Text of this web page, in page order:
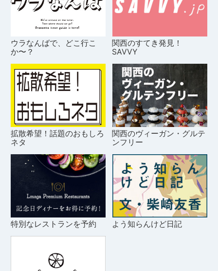
ウラなんばで、どこ行こ
か〜？
関西のすてき発見！
SAVVY
拡散希望！話題のおもしろ
ネタ
関西のヴィーガン・グルテ
ンフリー
特別なレストランを予約 よう知らんけど日記